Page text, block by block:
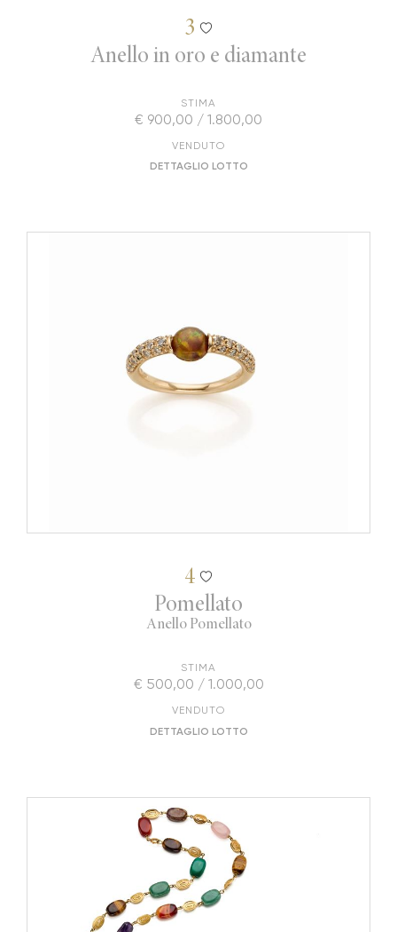
3
Anello in oro e diamante
STIMA
€ 900,00 / 1.800,00
VENDUTO
DETTAGLIO LOTTO
4
Pomellato
Anello Pomellato
STIMA
€ 500,00 / 1.000,00
VENDUTO
DETTAGLIO LOTTO